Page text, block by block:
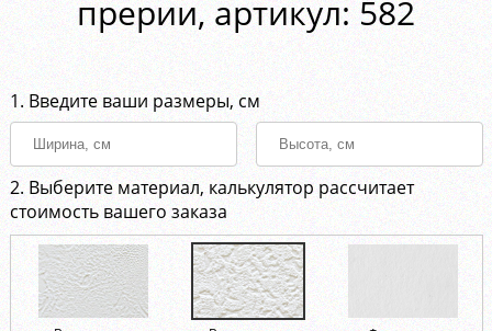
прерии, aртикул: 582
1. Введите ваши размеры, см
2. Выберите материал, калькулятор рассчитает
стоимость вашего заказа